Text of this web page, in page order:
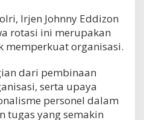
Irjen Johnny Eddizon
rotasi ini merupakan
memperkuat organisasi.
dari pembinaan
serta upaya
personel dalam
tugas yang semakin